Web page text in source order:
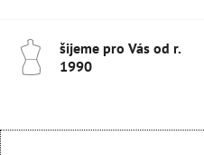
šijeme pro Vás od r​.
1990